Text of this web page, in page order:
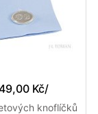
Kč/
knoflíčků